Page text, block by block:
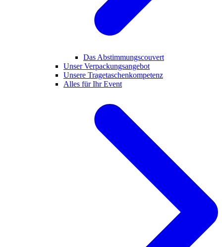
Das Abstimmungscouvert
Unser Verpackungsangebot
Unsere Tragetaschenkompetenz
Alles für Ihr Event